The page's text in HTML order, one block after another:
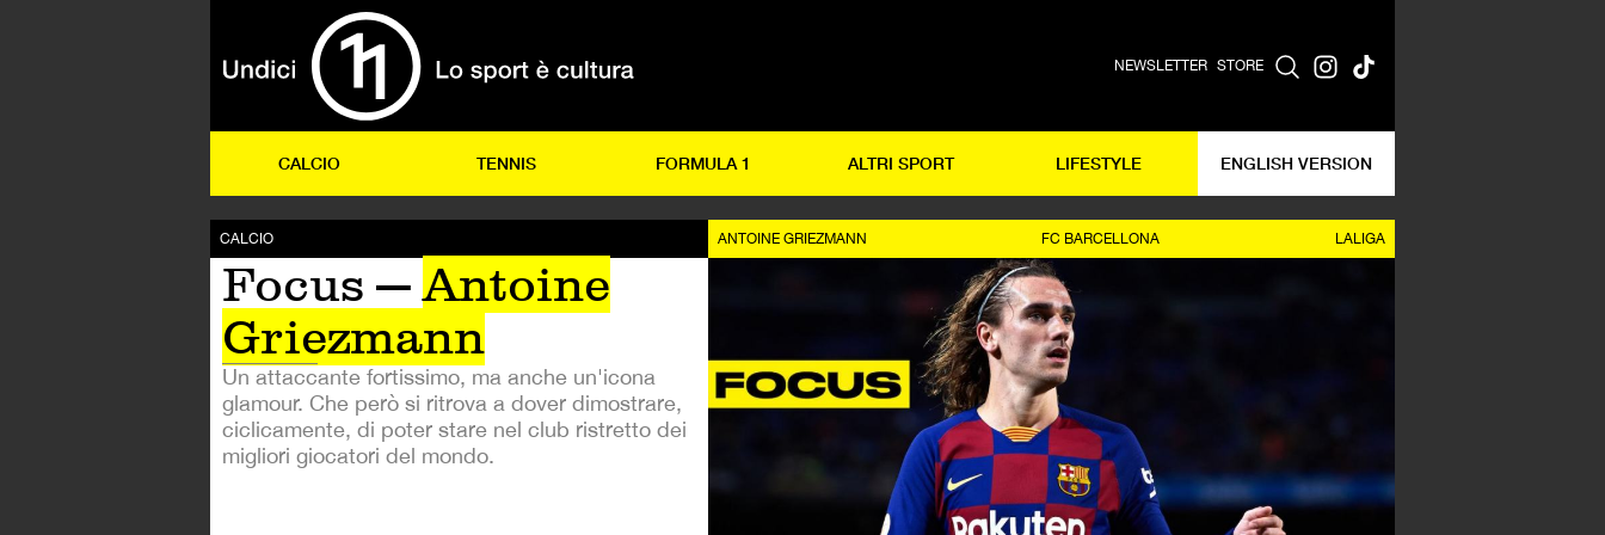
NEWSLETTER STORE
CALCIO TENNIS FORMULA 1 ALTRI SPORT LIFESTYLE ENGLISH VERSION
CALCIO
Focus —Antoine
Griezmann
Un attaccante fortissimo, ma anche un'icona
glamour. Che però si ritrova a dover dimostrare,
ciclicamente, di poter stare nel club ristretto dei
migliori giocatori del mondo.
ANTOINE GRIEZMANN FC BARCELLONA LALIGA